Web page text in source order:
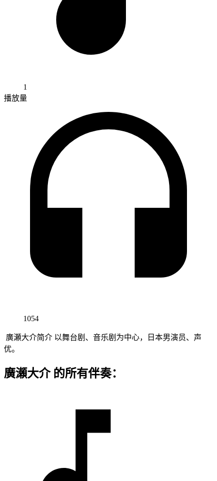
1
播放量
1054
廣瀬大介简介 以舞台剧、音乐剧为中心，日本男演员、声
优。
廣瀬大介 的所有伴奏：